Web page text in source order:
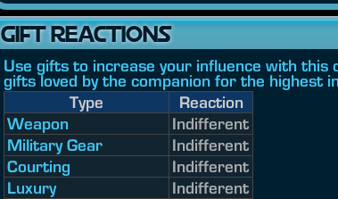
GIFT REACTIONS
Use gifts to increase your influence with this
gifts loved by the companion for the highest
Type
Reaction
Weapon
Indifferent
Military Gear
Indifferent
Courting
Indifferent
Luxury
Indifferent